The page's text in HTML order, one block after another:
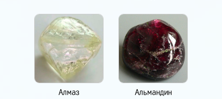
Алмаз Альмандин